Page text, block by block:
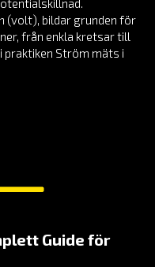
(volt), bildar grunden för
från enkla kretsar till
praktiken Ström mäts i
Guide för